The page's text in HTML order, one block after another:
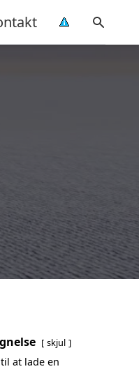
skjul
at lade en